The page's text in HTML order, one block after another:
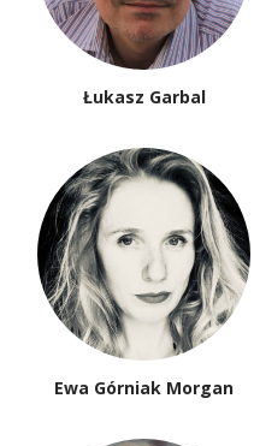
Łukasz Garbal
Ewa Górniak Morgan